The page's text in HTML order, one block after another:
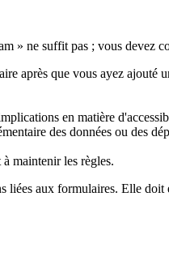
» ne suffit pas ; vous devez
après que vous ayez ajouté
en matière
des données ou des
maintenir les règles.
aux formulaires. Elle